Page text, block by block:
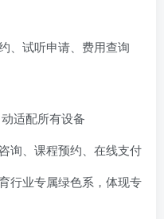
、试听申请、费用查询
适配所有设备
询、课程预约、在线支付
行业专属绿色系，体现专